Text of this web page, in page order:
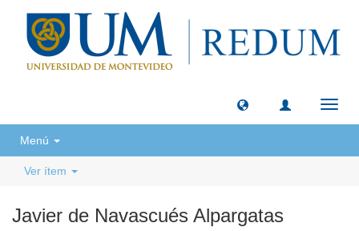
Menú
Ver ítem
Javier de Navascués Alpargatas